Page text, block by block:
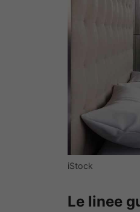
iStock
Le linee